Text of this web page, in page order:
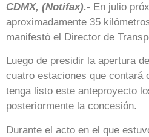
CDMX, (Notifax).- En julio
aproximadamente 35
manifestó el Director de
Luego de presidir la apertura
cuatro estaciones que contará
tenga listo este anteproyecto
posteriormente la concesión.
Durante el acto en el que